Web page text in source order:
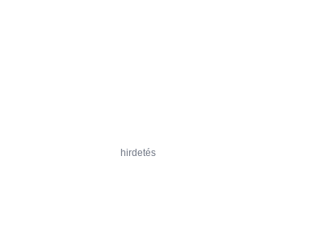
hirdetés